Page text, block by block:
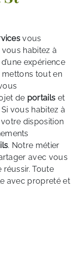
vous
vous habitez à
expérience
mettons tout en
de portails et
vous habitez à
disposition
. Notre métier
avec vous
Toute
avec propreté et